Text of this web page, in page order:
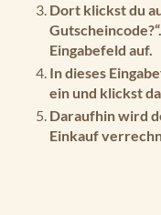
Dort klickst du
Eingabefeld auf.
In dieses
ein und klickst
Daraufhin wird
Einkauf